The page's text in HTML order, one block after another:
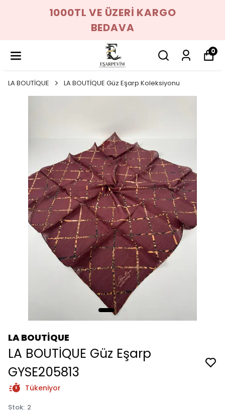
1000TL VE ÜZERİ KARGO
BEDAVA
0
LA BOUTİQUE LA BOUTİQUE Güz Eşarp Koleksiyonu
LA BOUTİQUE
LA BOUTİQUE Güz Eşarp
GYSE205813
Tükeniyor
Stok: 2